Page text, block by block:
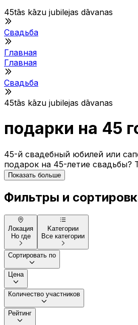
45tās kāzu jubilejas dāvanas
Свадьба
Главная
Главная
Свадьба
45tās kāzu jubilejas dāvanas
подарки на 45
45-й свадебный юбилей или
подарок на 45-летие свадьбы?
Показать больше
Фильтры и
Локация
Но где
Kатегории
Все категории
Сортировать по
Цена
Количество участников
Рейтинг